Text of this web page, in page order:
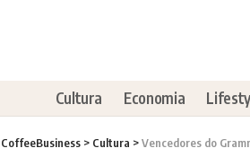
Cultura Economia
CoffeeBusiness > Cultura >Vencedores do